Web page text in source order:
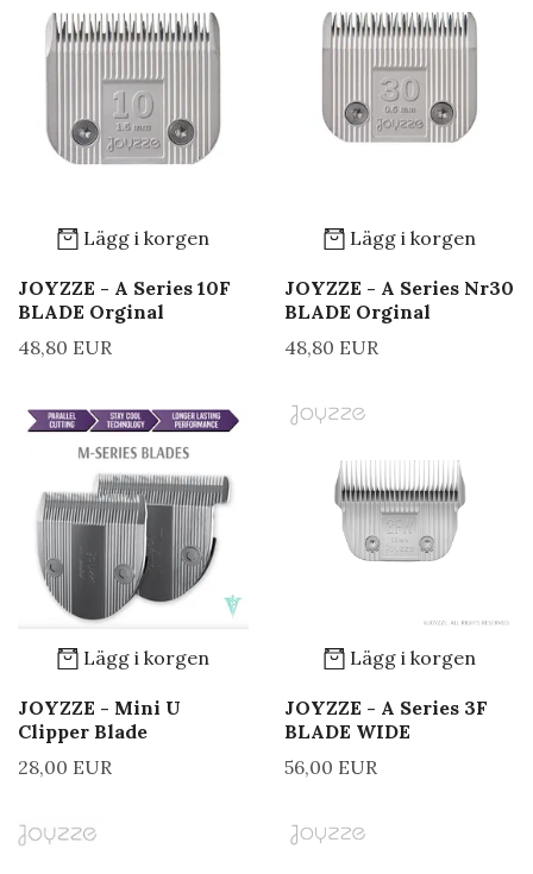
Lägg i korgen
JOYZZE - A Series 10F
BLADE Orginal
48,80 EUR
Lägg i korgen
JOYZZE - A Series Nr30
BLADE Orginal
48,80 EUR
Lägg i korgen
JOYZZE - Mini U
Clipper Blade
28,00 EUR
Lägg i korgen
JOYZZE - A Series 3F
BLADE WIDE
56,00 EUR